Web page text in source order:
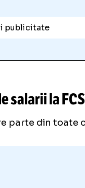
publicitate
salarii la
parte din toate